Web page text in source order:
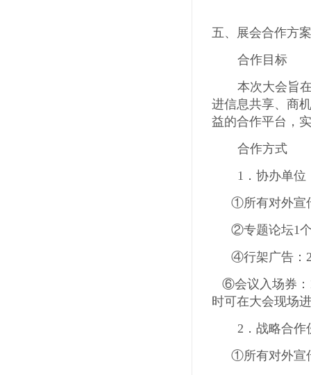
五、展会合作方案
合作目标
本次大会旨
进信息共享、商
益的合作平台，
合作方式
1．协办单
①所有对外宣
②专题论坛1
④行架广告：
⑥会议入场券：
时可在大会现场
2．战略合作
①所有对外宣